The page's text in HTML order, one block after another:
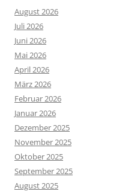
August 2026
Juli 2026
Juni 2026
Mai 2026
April 2026
März 2026
Februar 2026
Januar 2026
Dezember 2025
November 2025
Oktober 2025
September 2025
August 2025